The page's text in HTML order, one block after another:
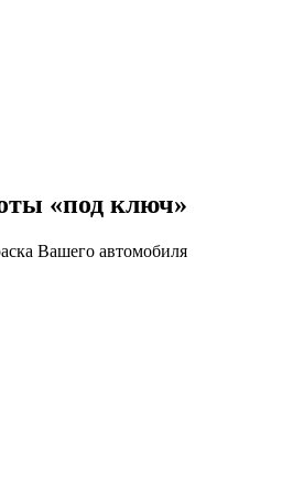
«под ключ»
Вашего автомобиля